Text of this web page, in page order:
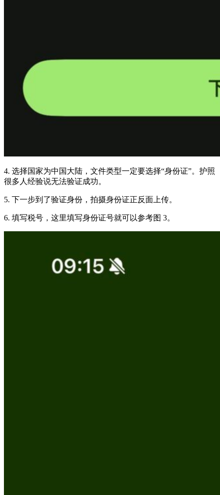
4. 选择国家为中国大陆，文件类型一定要选择“身份证”。护照
很多人经验说无法验证成功。
5. 下一步到了验证身份，拍摄身份证正反面上传。
6. 填写税号，这里填写身份证号就可以参考图 3。